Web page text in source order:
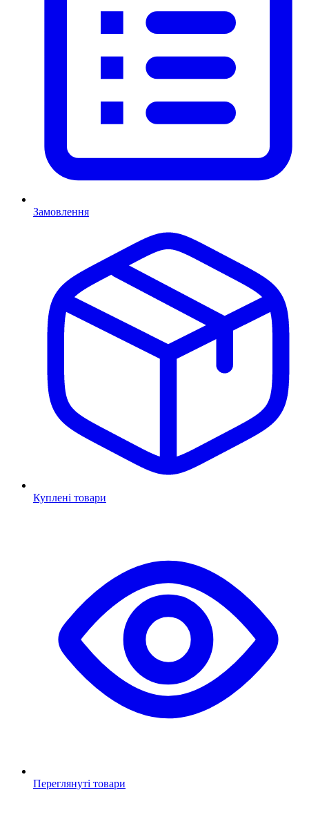
Замовлення
Куплені товари
Переглянуті товари